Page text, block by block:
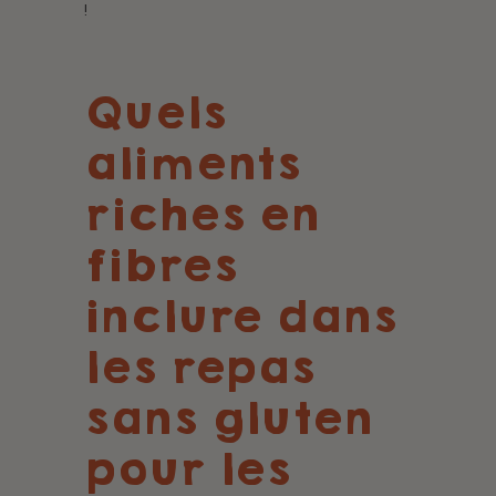
!
Quels
aliments
riches en
fibres
inclure dans
les repas
sans gluten
pour les